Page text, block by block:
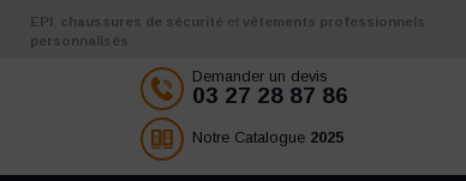
Aller au contenu
EPI chaussures de sécurité et vêtements professionnels
personnalisés
Demander un devis
03 27 28 87 86
Notre Catalogue 2025